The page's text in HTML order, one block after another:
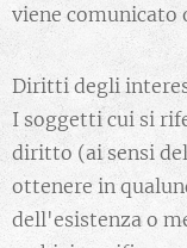
viene comunicato
Diritti degli
I soggetti cui si
diritto (ai sensi
ottenere in
dell'esistenza o